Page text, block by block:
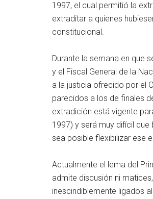
1997, el cual permitió la
extraditar a quienes
constitucional.
Durante la semana en que
y el Fiscal General de la
a la justicia ofrecido por el
parecidos a los de finales
extradición está vigente
1997) y será muy difícil
sea posible flexibilizar ese
Actualmente el lema del
admite discusión ni
inescindiblemente ligados